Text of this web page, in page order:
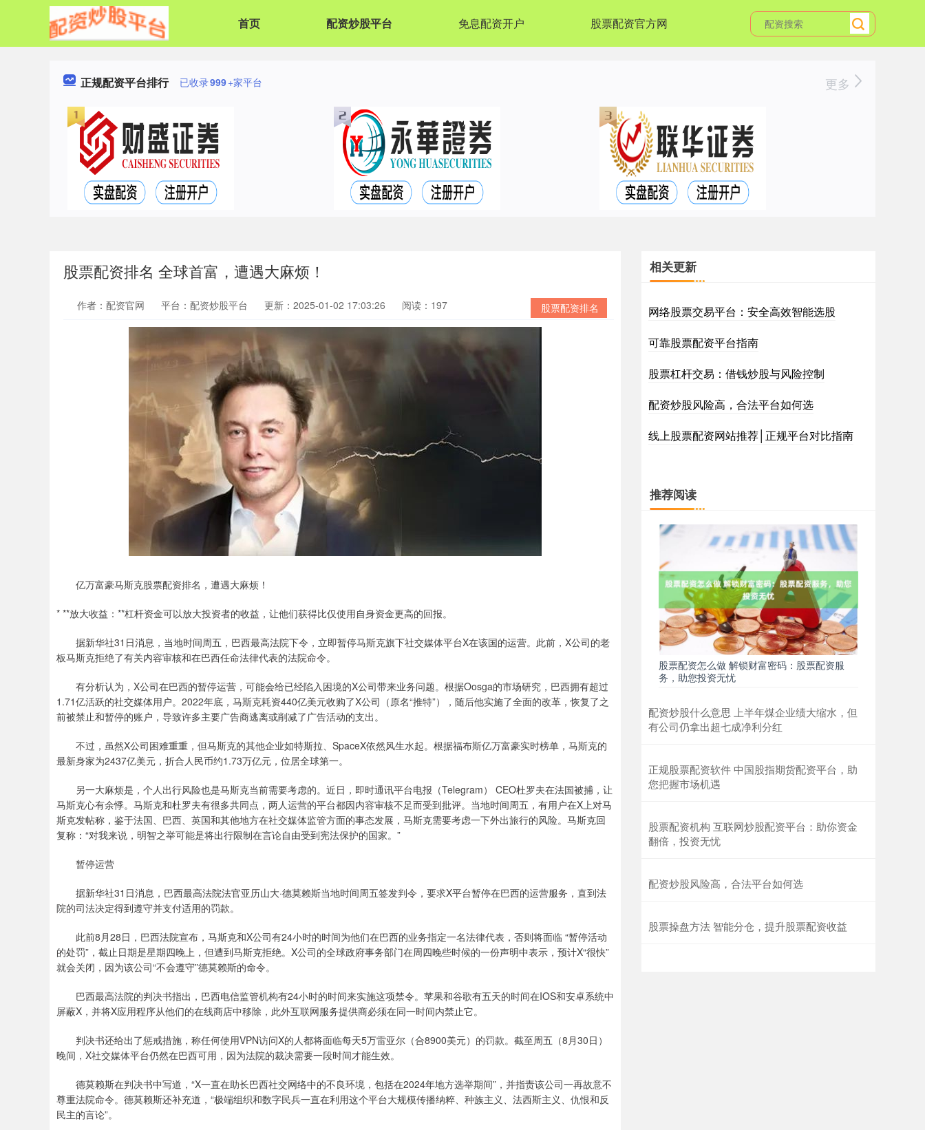
首页 配资炒股平台 免息配资开户 股票配资官方网
正规配资平台排行 已收录999+家平台 更多
股票配资排名 全球首富，遭遇大麻烦！
股票配资排名
作者：配资官网 平台：配资炒股平台 更新：2025-01-02 17:03:26 阅读：197
亿万富豪马斯克股票配资排名，遭遇大麻烦！
* **放大收益：**杠杆资金可以放大投资者的收益，让他们获得比仅使用自身资金更高的回报。
据新华社31日消息，当地时间周五，巴西最高法院下令，立即暂停马斯克旗下社交媒体平台X在该国的运营。此前，X公司的老
板马斯克拒绝了有关内容审核和在巴西任命法律代表的法院命令。
有分析认为，X公司在巴西的暂停运营，可能会给已经陷入困境的X公司带来业务问题。根据Oosga的市场研究，巴西拥有超过
1.71亿活跃的社交媒体用户。2022年底，马斯克耗资440亿美元收购了X公司（原名“推特”），随后他实施了全面的改革，恢复了之
前被禁止和暂停的账户，导致许多主要广告商逃离或削减了广告活动的支出。
不过，虽然X公司困难重重，但马斯克的其他企业如特斯拉、SpaceX依然风生水起。根据福布斯亿万富豪实时榜单，马斯克的
最新身家为2437亿美元，折合人民币约1.73万亿元，位居全球第一。
另一大麻烦是，个人出行风险也是马斯克当前需要考虑的。近日，即时通讯平台电报（Telegram） CEO杜罗夫在法国被捕，让
马斯克心有余悸。马斯克和杜罗夫有很多共同点，两人运营的平台都因内容审核不足而受到批评。当地时间周五，有用户在X上对马
斯克发帖称，鉴于法国、巴西、英国和其他地方在社交媒体监管方面的事态发展，马斯克需要考虑一下外出旅行的风险。马斯克回
复称：“对我来说，明智之举可能是将出行限制在言论自由受到宪法保护的国家。”
暂停运营
据新华社31日消息，巴西最高法院法官亚历山大·德莫赖斯当地时间周五签发判令，要求X平台暂停在巴西的运营服务，直到法
院的司法决定得到遵守并支付适用的罚款。
此前8月28日，巴西法院宣布，马斯克和X公司有24小时的时间为他们在巴西的业务指定一名法律代表，否则将面临 “暂停活动
的处罚”，截止日期是星期四晚上，但遭到马斯克拒绝。X公司的全球政府事务部门在周四晚些时候的一份声明中表示，预计X“很快”
就会关闭，因为该公司“不会遵守”德莫赖斯的命令。
巴西最高法院的判决书指出，巴西电信监管机构有24小时的时间来实施这项禁令。苹果和谷歌有五天的时间在IOS和安卓系统中
屏蔽X，并将X应用程序从他们的在线商店中移除，此外互联网服务提供商必须在同一时间内禁止它。
判决书还给出了惩戒措施，称任何使用VPN访问X的人都将面临每天5万雷亚尔（合8900美元）的罚款。截至周五（8月30日）
晚间，X社交媒体平台仍然在巴西可用，因为法院的裁决需要一段时间才能生效。
德莫赖斯在判决书中写道，“X一直在助长巴西社交网络中的不良环境，包括在2024年地方选举期间”，并指责该公司一再故意不
尊重法院命令。德莫赖斯还补充道，“极端组织和数字民兵一直在利用这个平台大规模传播纳粹、种族主义、法西斯主义、仇恨和反
民主的言论”。
相关更新
网络股票交易平台：安全高效智能选股
可靠股票配资平台指南
股票杠杆交易：借钱炒股与风险控制
配资炒股风险高，合法平台如何选
线上股票配资网站推荐│正规平台对比指南
推荐阅读
股票配资怎么做 解锁财富密码：股票配资服
务，助您投资无忧
配资炒股什么意思 上半年煤企业绩大缩水，但
有公司仍拿出超七成净利分红
正规股票配资软件 中国股指期货配资平台，助
您把握市场机遇
股票配资机构 互联网炒股配资平台：助你资金
翻倍，投资无忧
配资炒股风险高，合法平台如何选
股票操盘方法 智能分仓，提升股票配资收益